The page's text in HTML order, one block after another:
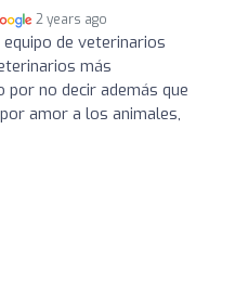
2 years ago
equipo de veterinarios
más
por no decir además que
amor a los animales,